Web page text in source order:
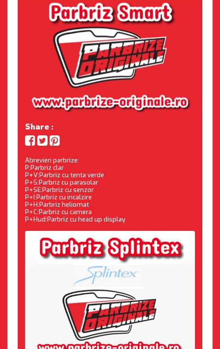
Share :
Abrevieri parbrize:
P:Parbriz clar
P+V:Parbriz cu tenta verde
P+S:Parbriz cu parasolar
P+SE:Parbriz cu senzor
P+I:Parbriz cu incalzire
P+H:Parbriz heliomat
P+C:Parbriz cu camera
P+Hud:Parbriz cu head up display